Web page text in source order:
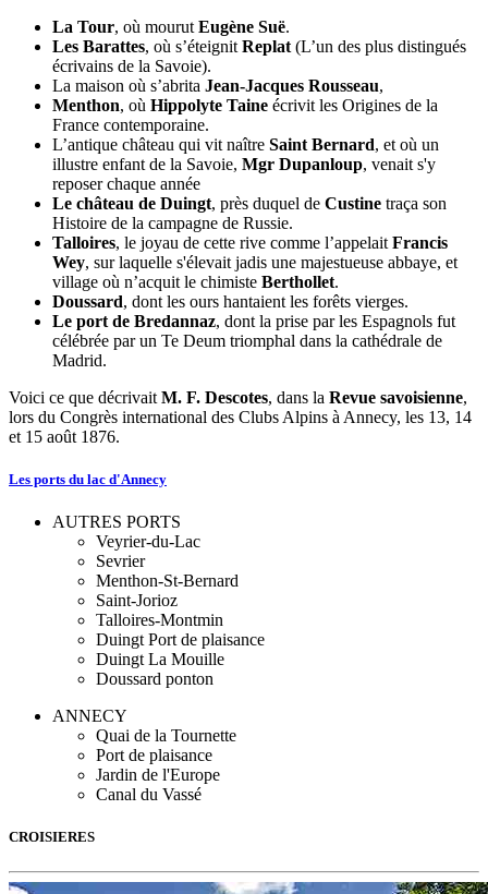
La Tour, où mourut Eugène Suë.
Les Barattes, où s’éteignit Replat (L’un des plus distingués
écrivains de la Savoie).
La maison où s’abrita Jean-Jacques Rousseau,
Menthon, où Hippolyte Taine écrivit les Origines de la
France contemporaine.
L’antique château qui vit naître Saint Bernard, et où un
illustre enfant de la Savoie, Mgr Dupanloup, venait s'y
reposer chaque année
Le château de Duingt, près duquel de Custine traça son
Histoire de la campagne de Russie.
Talloires, le joyau de cette rive comme l’appelait Francis
Wey, sur laquelle s'élevait jadis une majestueuse abbaye, et
village où n’acquit le chimiste Berthollet.
Doussard, dont les ours hantaient les forêts vierges.
Le port de Bredannaz, dont la prise par les Espagnols fut
célébrée par un Te Deum triomphal dans la cathédrale de
Madrid.
Voici ce que décrivait M. F. Descotes, dans la Revue savoisienne,
lors du Congrès international des Clubs Alpins à Annecy, les 13, 14
et 15 août 1876.
Les ports du lac d'Annecy
AUTRES PORTS
Veyrier-du-Lac
Sevrier
Menthon-St-Bernard
Saint-Jorioz
Talloires-Montmin
Duingt Port de plaisance
Duingt La Mouille
Doussard ponton
ANNECY
Quai de la Tournette
Port de plaisance
Jardin de l'Europe
Canal du Vassé
CROISIERES